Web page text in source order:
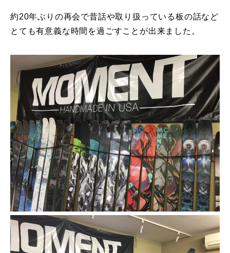
レッスンテーマから選ぶ Lesson Theme
初級2
中級1
中級2
特別講座
PV
講師から選ぶ Instructor
インストラクター募集
約20年ぶりの再会で昔話や取り扱っている板の話など
とても有意義な時間を過ごすことが出来ました。